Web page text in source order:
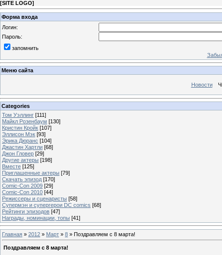
[SITE LOGO]
Форма входа
Логин:
Пароль:
запомнить
Меню сайта
Новости
Categories
Том Уэллинг [111]
Майкл Розенбаум [130]
Кристин Кройк [107]
Эллисон Мэк [93]
Эрика Дюранс [104]
Джастин Хартли [68]
Джон Гловер [29]
Другие актеры [198]
Вместе [125]
Приглашенные актеры [79]
Скачать эпизод [170]
Comic-Con 2009 [29]
Comic-Con 2010 [44]
Режиссеры и сценаристы [58]
Супермэн и супергерои DC comics [68]
Рейтинги эпизодов [47]
Награды, номинации, топы [41]
Главная » 2012 » Март » 8 » Поздравляем с 8 марта!
Поздравляем с 8 марта!